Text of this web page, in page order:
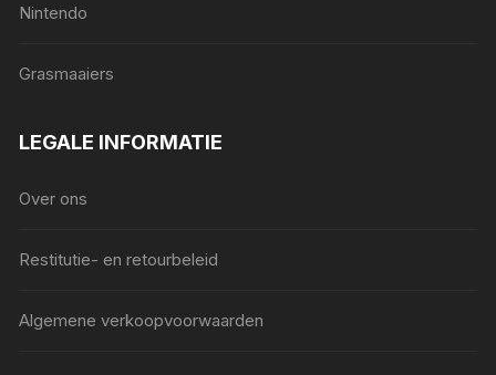
Nintendo
Grasmaaiers
LEGALE INFORMATIE
Over ons
Restitutie- en retourbeleid
Algemene verkoopvoorwaarden